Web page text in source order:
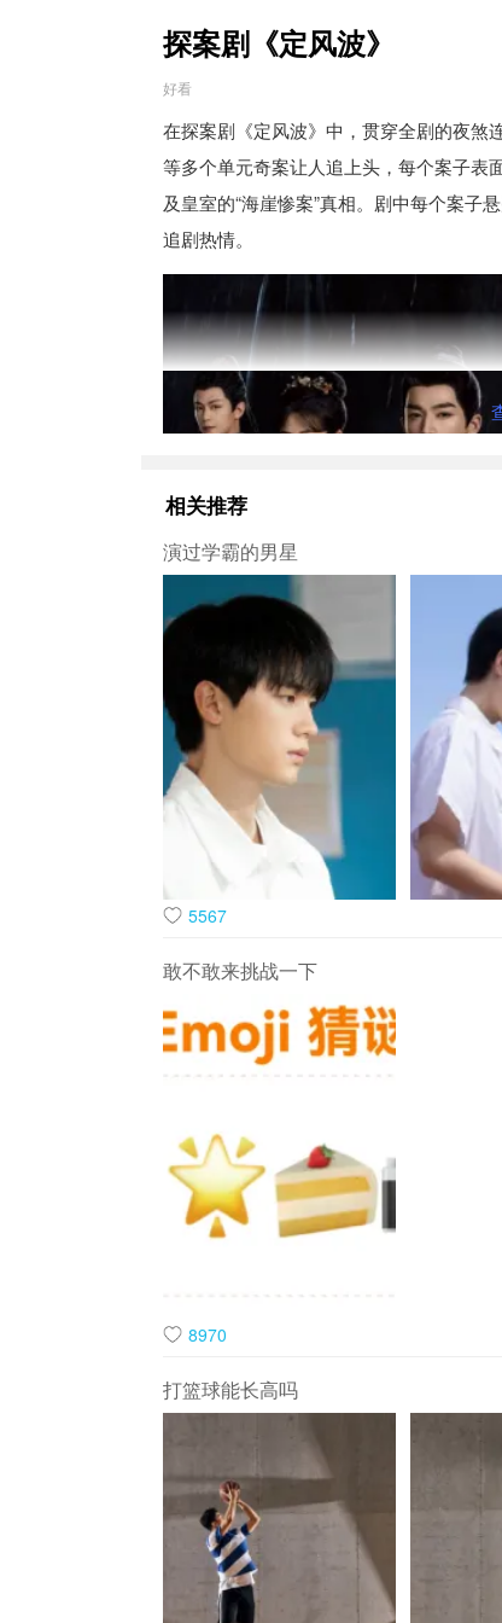
探案剧《定风波》
好看
在探案剧《定风波》中，贯穿全剧的夜煞
等多个单元奇案让人追上头，每个案子表
及皇室的“海崖惨案”真相。剧中每个案子
追剧热情。
不过，剧中除了案件本身，还有探案小队
魅力，不仅职能互补，而且碰撞出许多
担当钟雪漫、智谋易容师霍黛蓉、毒医仵
云。他们既会有争执，又会有冲动，甚
手同行。这种复杂关系带来的情感张力，
话，但每一句话都说到了观众的心坎里，
从剧中可以看到，每个案件的紧凑度把握
一集都很难猜出谁才是真凶。不仅如此，
煞”的线索逐渐增多。
相关推荐
演过学霸的男星
5567
敢不敢来挑战一下
8970
打篮球能长高吗